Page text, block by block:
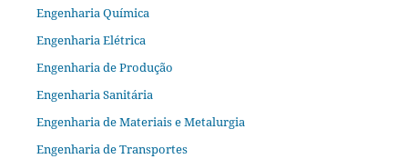
Engenharia Química
Engenharia Elétrica
Engenharia de Produção
Engenharia Sanitária
Engenharia de Materiais e Metalurgia
Engenharia de Transportes